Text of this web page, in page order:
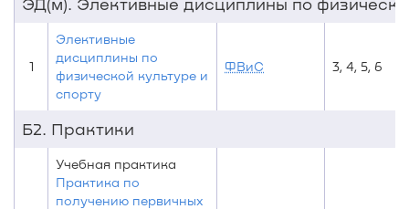
1
Элективные
дисциплины по
физической культуре и
спорту
ФВиС 3, 4, 5, 6
Б2. Практики
Учебная практика
Практика по
получению первичных